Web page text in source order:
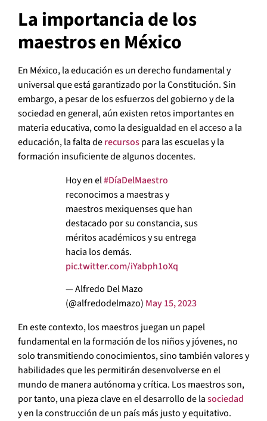
La importancia de los
maestros en México
En México, la educación es un derecho fundamental y
universal que está garantizado por la Constitución. Sin
embargo, a pesar de los esfuerzos del gobierno y de la
sociedad en general, aún existen retos importantes en
materia educativa, como la desigualdad en el acceso a la
educación, la falta derecursospara las escuelas y la
formación insuficiente de algunos docentes.
Hoy en el#DíaDelMaestro
reconocimos a maestras y
maestros mexiquenses que han
destacado por su constancia, sus
méritos académicos y su entrega
hacia los demás.
pic.twitter.com/iYabph1oXq
— Alfredo Del Mazo
(@alfredodelmazo) May 15, 2023
En este contexto, los maestros juegan un papel
fundamental en la formación de los niños y jóvenes, no
solo transmitiendo conocimientos, sino también valores y
habilidades que les permitirán desenvolverse en el
mundo de manera autónoma y crítica. Los maestros son,
por tanto, una pieza clave en el desarrollo de lasociedad
y en la construcción de un país más justo y equitativo.